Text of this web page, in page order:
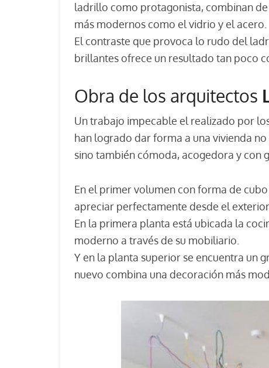
ladrillo como protagonista, combinan
más modernos como el vidrio y el acero.
El contraste que provoca lo rudo del
brillantes ofrece un resultado tan poco
Obra de los arquitectos
Un trabajo impecable el realizado por
han logrado dar forma a una vivienda
sino también cómoda, acogedora y con
En el primer volumen con forma de
apreciar perfectamente desde el
En la primera planta está ubicada la
moderno a través de su mobiliario.
Y en la planta superior se encuentra un
nuevo combina una decoración más